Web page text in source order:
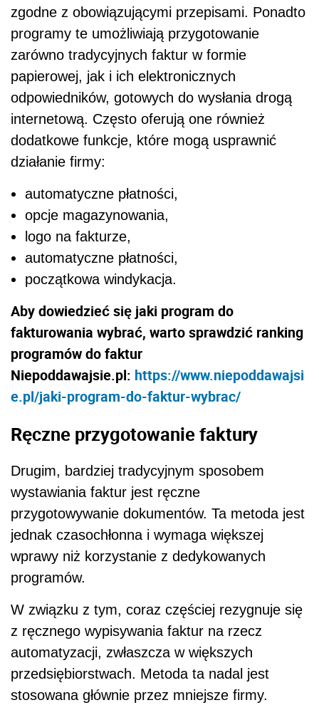
zgodne z obowiązującymi przepisami. Ponadto
programy te umożliwiają przygotowanie
zarówno tradycyjnych faktur w formie
papierowej, jak i ich elektronicznych
odpowiedników, gotowych do wysłania drogą
internetową. Często oferują one również
dodatkowe funkcje, które mogą usprawnić
działanie firmy:
automatyczne płatności,
opcje magazynowania,
logo na fakturze,
automatyczne płatności,
początkowa windykacja.
Aby dowiedzieć się jaki program do
fakturowania wybrać, warto sprawdzić ranking
programów do faktur
Niepoddawajsie.pl: https://www.niepoddawajsi
e.pl/jaki-program-do-faktur-wybrac/
Ręczne przygotowanie faktury
Drugim, bardziej tradycyjnym sposobem
wystawiania faktur jest ręczne
przygotowywanie dokumentów. Ta metoda jest
jednak czasochłonna i wymaga większej
wprawy niż korzystanie z dedykowanych
programów.
W związku z tym, coraz częściej rezygnuje się
z ręcznego wypisywania faktur na rzecz
automatyzacji, zwłaszcza w większych
przedsiębiorstwach. Metoda ta nadal jest
stosowana głównie przez mniejsze firmy.